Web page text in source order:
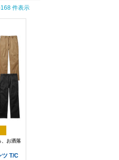
168 件表示
、お洒落
ツ T/C